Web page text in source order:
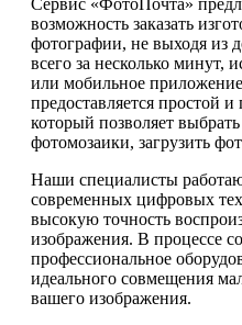
Сервис «ФотоПочта»
возможность заказать
фотографии, не выходя из
всего за несколько минут,
или мобильное
предоставляется простой
который позволяет
фотомозаики, загрузить
Наши специалисты
современных цифровых
высокую точность
изображения. В процессе
профессиональное
идеального совмещения
вашего изображения.